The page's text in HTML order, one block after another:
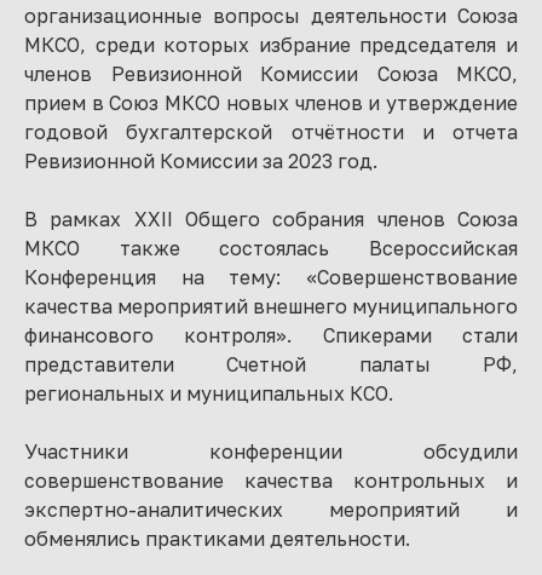
организационные вопросы деятельности Союза
МКСО, среди которых избрание председателя и
членов Ревизионной Комиссии Союза МКСО,
прием в Союз МКСО новых членов и утверждение
годовой бухгалтерской отчётности и отчета
Ревизионной Комиссии за 2023 год.
В рамках XXII Общего собрания членов Союза
МКСО также состоялась Всероссийская
Конференция на тему: «Совершенствование
качества мероприятий внешнего муниципального
финансового контроля». Спикерами стали
представители Счетной палаты РФ,
региональных и муниципальных КСО.
Участники конференции обсудили
совершенствование качества контрольных и
экспертно-аналитических мероприятий и
обменялись практиками деятельности.